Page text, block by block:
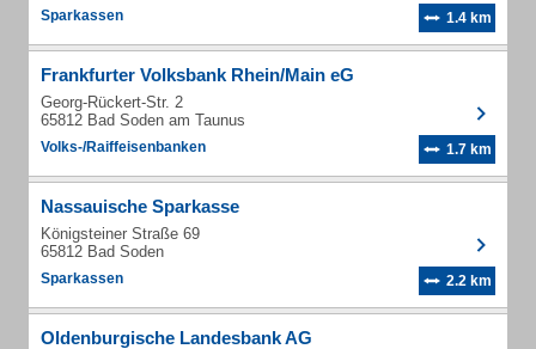
Sparkassen 1.4 km
Frankfurter Volksbank Rhein/Main eG
Georg-Rückert-Str. 2
65812 Bad Soden am Taunus
Volks-/Raiffeisenbanken 1.7 km
Nassauische Sparkasse
Königsteiner Straße 69
65812 Bad Soden
Sparkassen 2.2 km
Oldenburgische Landesbank AG